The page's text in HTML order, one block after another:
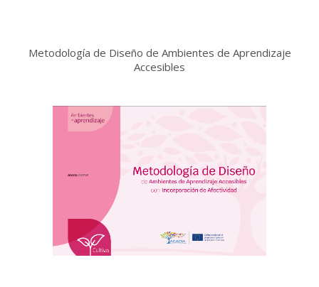
Metodología de Diseño de Ambientes de Aprendizaje
Accesibles